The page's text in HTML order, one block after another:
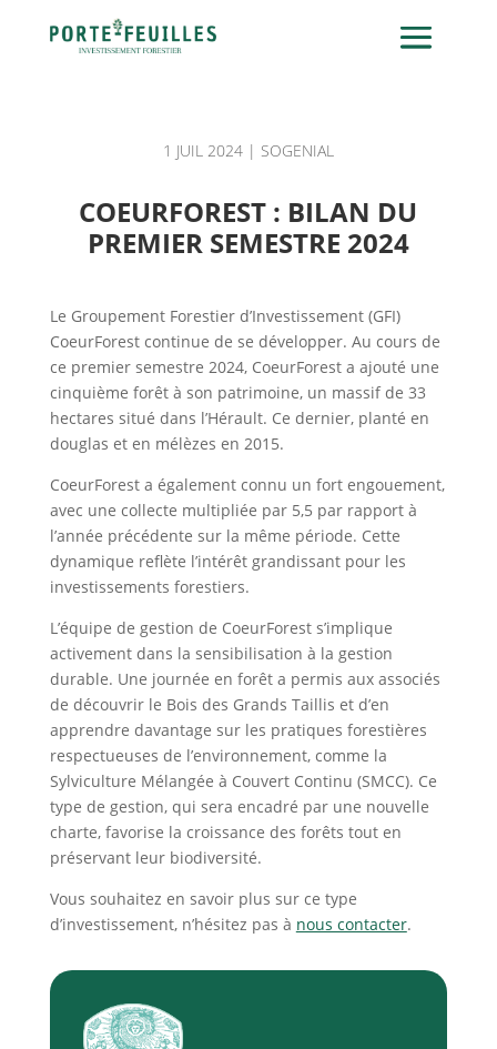
1 JUIL 2024| SOGENIAL
COEURFOREST : BILAN DU
PREMIER SEMESTRE 2024
Le Groupement Forestier d’Investissement (GFI)
CoeurForest continue de se développer. Au cours de
ce premier semestre 2024, CoeurForest a ajouté une
cinquième forêt à son patrimoine, un massif de 33
hectares situé dans l’Hérault. Ce dernier, planté en
douglas et en mélèzes en 2015.
CoeurForest a également connu un fort engouement,
avec une collecte multipliée par 5,5 par rapport à
l’année précédente sur la même période. Cette
dynamique reflète l’intérêt grandissant pour les
investissements forestiers.
L’équipe de gestion de CoeurForest s’implique
activement dans la sensibilisation à la gestion
durable. Une journée en forêt a permis aux associés
de découvrir le Bois des Grands Taillis et d’en
apprendre davantage sur les pratiques forestières
respectueuses de l’environnement, comme la
Sylviculture Mélangée à Couvert Continu (SMCC). Ce
type de gestion, qui sera encadré par une nouvelle
charte, favorise la croissance des forêts tout en
préservant leur biodiversité.
Vous souhaitez en savoir plus sur ce type
d’investissement, n’hésitez pas à nous contacter.